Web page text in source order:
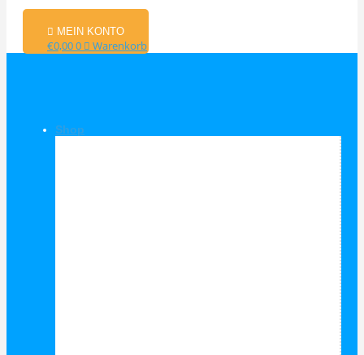
MEIN KONTO
€0,000 Warenkorb
Shop